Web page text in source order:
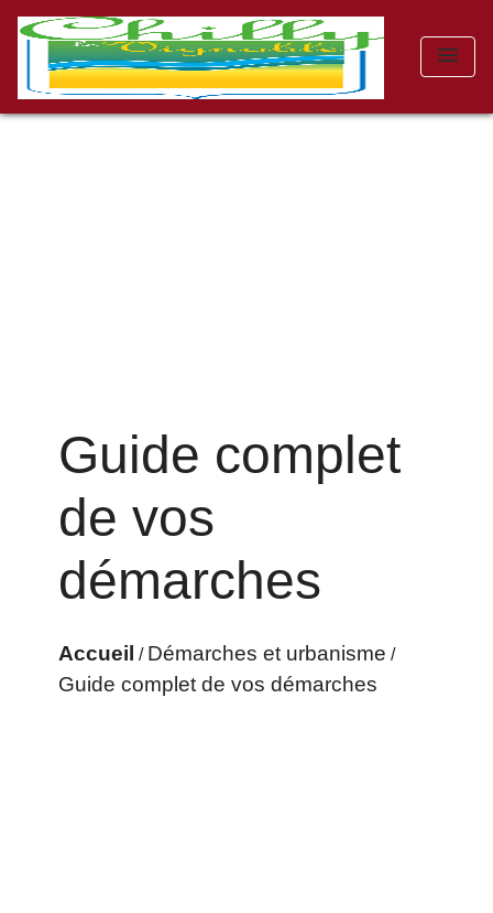
menu
Guide complet
de vos
démarches
Accueil / Démarches et urbanisme /
Guide complet de vos démarches